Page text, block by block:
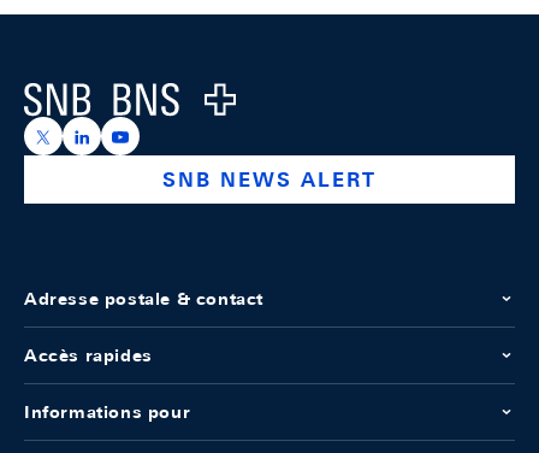
Logo
https://x.com/snb_bns
https://ch.linkedin.com/company/swiss-national-
https://www.youtube.com/@swissnationalbank
SNB NEWS ALERT
Adresse postale & contact
Accès rapides
Informations pour